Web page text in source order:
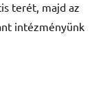
terét, majd az
intézményünk